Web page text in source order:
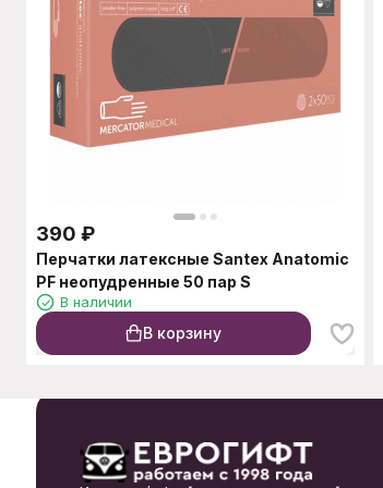
390 ₽
Перчатки латексные Santex Anatomic
PF неопудренные 50 пар S
В наличии
В корзину